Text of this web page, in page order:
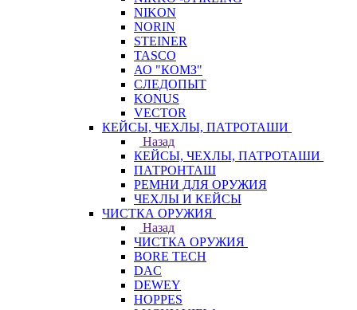
NIKON
NORIN
STEINER
TASCO
АО "КОМЗ"
СЛЕДОПЫТ
KONUS
VECTOR
КЕЙСЫ, ЧЕХЛЫ, ПАТРОТАШИ
Назад
КЕЙСЫ, ЧЕХЛЫ, ПАТРОТАШИ
ПАТРОНТАШ
РЕМНИ ДЛЯ ОРУЖИЯ
ЧЕХЛЫ И КЕЙСЫ
ЧИСТКА ОРУЖИЯ
Назад
ЧИСТКА ОРУЖИЯ
BORE TECH
DAC
DEWEY
HOPPES